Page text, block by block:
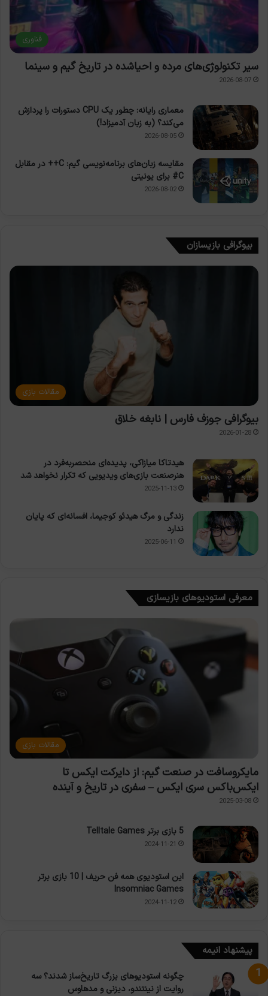
فناوری
سیر تکنولوژی‌های مرده و احیاشده در تاریخ گیم و سینما
2026-08-07
معماری رایانه: چطور یک CPU دستورات را پردازش
می‌کند؟ (به زبان آدمیزاد!)
2026-08-05
مقایسه زبان‌های برنامه‌نویسی گیم: C++ در مقابل
C# برای یونیتی
2026-08-02
بیوگرافی بازیسازان
مقالات بازی
بیوگرافی جوزف فارس | نابغه خلاق
2026-01-28
هیدتاکا میازاکی، پدیده‌ای منحصربه‌فرد در
هنرصنعت بازی‌های ویدیویی که تکرار نخواهد شد
2025-11-13
زندگی و مرگ هیدئو کوجیما، افسانه‌ای که پایان
ندارد
2025-06-11
معرفی استودیوهای بازیسازی
مقالات بازی
مایکروسافت در صنعت گیم: از دایرکت ایکس تا
ایکس‌باکس سری ایکس – سفری در تاریخ و آینده
2025-03-08
5 بازی برتر Telltale Games
2024-11-21
این استودیوی همه فن حریف | 10 بازی برتر
Insomniac Games
2024-11-12
پیشنهاد انیمه
چگونه استودیوهای بزرگ تاریخ‌ساز شدند؟ سه
روایت از نینتندو، دیزنی و مدهاوس